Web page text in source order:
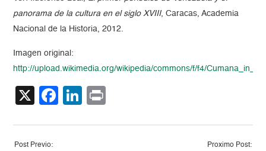
panorama de la cultura en el siglo XVIII, Caracas, Academia
Nacional de la Historia, 2012.
Imagen original:
http://upload.wikimedia.org/wikipedia/commons/f/f4/
X Facebook
LinkedIn
Post Previo: Proximo Post: